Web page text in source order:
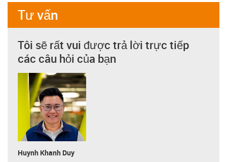
Tư vấn
Tôi sẽ rất vui được trả lời trực tiếp
các câu hỏi của bạn
Huynh Khanh Duy